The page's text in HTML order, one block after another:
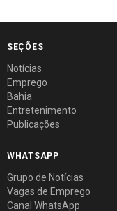
SEÇÕES
Notícias
Emprego
Bahia
Entretenimento
Publicações
WHATSAPP
Grupo de Notícias
Vagas de Emprego
Canal WhatsApp